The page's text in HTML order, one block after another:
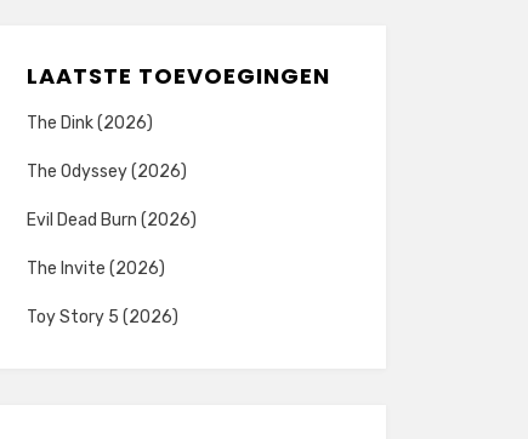
LAATSTE TOEVOEGINGEN
The Dink (2026)
The Odyssey (2026)
Evil Dead Burn (2026)
The Invite (2026)
Toy Story 5 (2026)